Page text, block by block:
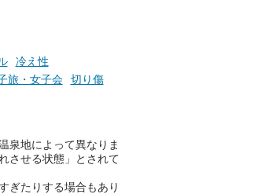
ですよね。
占い師に相談するこ
サービスです。
冷え性
旅・女子会
切り傷
泉地によって異なりま
させる状態」とされて
ぎたりする場合もあり